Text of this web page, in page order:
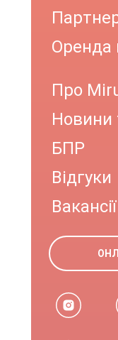
Оренда
Про
Новини
БПР
Відгуки
Вакансії